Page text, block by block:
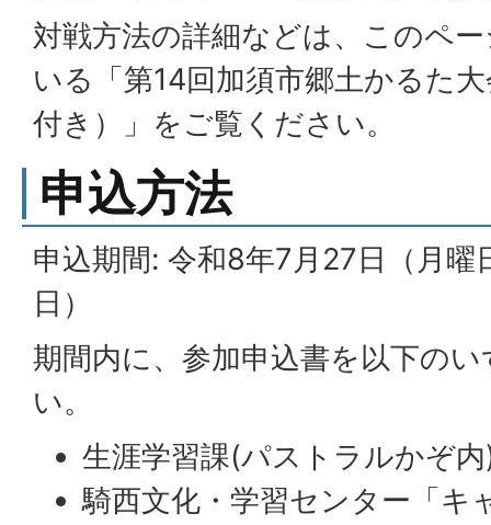
対戦方法の詳細などは、このペ
いる「第14回加須市郷土かるた
付き）」をご覧ください。
申込方法
申込期間: 令和8年7月27日（月曜
日）
期間内に、参加申込書を以下の
い。
生涯学習課(パストラルかぞ
騎西文化・学習センター「キ